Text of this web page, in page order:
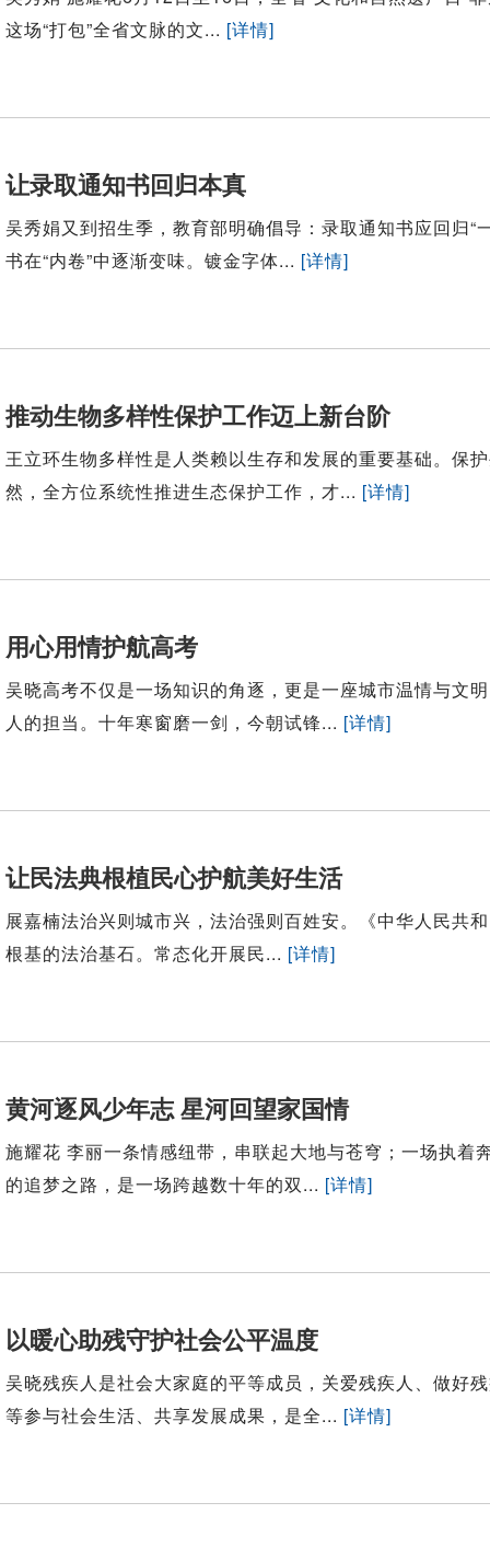
这场“打包”全省文脉的文... [详情]
让录取通知书回归本真
吴秀娟又到招生季，教育部明确倡导：录取通知书应回归
书在“内卷”中逐渐变味。镀金字体... [详情]
推动生物多样性保护工作迈上新台阶
王立环生物多样性是人类赖以生存和发展的重要基础。保
然，全方位系统性推进生态保护工作，才... [详情]
用心用情护航高考
吴晓高考不仅是一场知识的角逐，更是一座城市温情与文
人的担当。十年寒窗磨一剑，今朝试锋... [详情]
让民法典根植民心护航美好生活
展嘉楠法治兴则城市兴，法治强则百姓安。《中华人民共
根基的法治基石。常态化开展民... [详情]
黄河逐风少年志 星河回望家国情
施耀花 李丽一条情感纽带，串联起大地与苍穹；一场执
的追梦之路，是一场跨越数十年的双... [详情]
以暖心助残守护社会公平温度
吴晓残疾人是社会大家庭的平等成员，关爱残疾人、做好
等参与社会生活、共享发展成果，是全... [详情]